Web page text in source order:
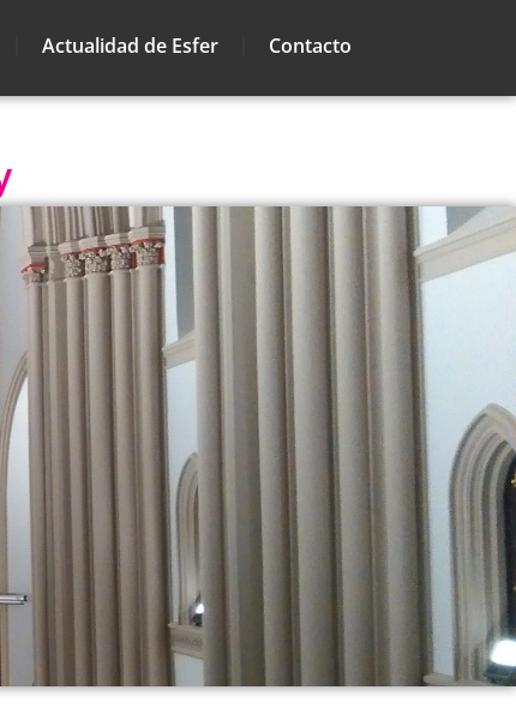
Actualidad de Esfer Contacto